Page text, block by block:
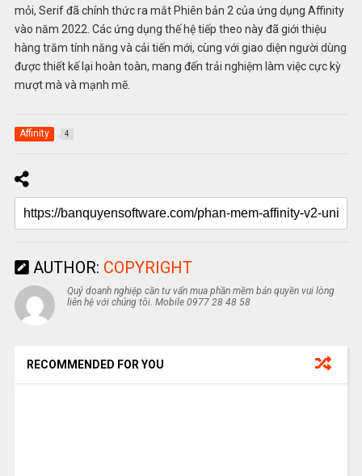
mỏi, Serif đã chính thức ra mắt Phiên bản 2 của ứng dụng Affinity
vào năm 2022. Các ứng dụng thế hệ tiếp theo này đã giới thiệu
hàng trăm tính năng và cải tiến mới, cùng với giao diện người dùng
được thiết kế lại hoàn toàn, mang đến trải nghiệm làm việc cực kỳ
mượt mà và mạnh mẽ.
Affinity 4
AUTHOR: COPYRIGHT
Quý doanh nghiệp cần tư vấn mua phần mềm bản quyền vui lòng
liên hệ với chúng tôi. Mobile 0977 28 48 58
RECOMMENDED FOR YOU